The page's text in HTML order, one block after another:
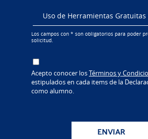
Los campos con * son obligatorios para poder
solicitud.
Acepto conocer losTérminos y
estipulados en cada items de la
como alumno.
ENVIAR